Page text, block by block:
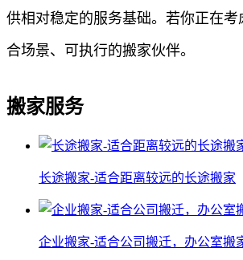
供相对稳定的服务基础。若你正在
合场景、可执行的搬家伙伴。
搬家服务
长途搬家-适合距离较远的长途搬家
企业搬家-适合公司搬迁，办公室搬